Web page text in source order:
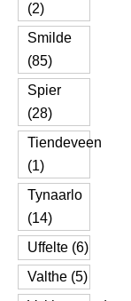
(2)
Smilde
(85)
Spier
(28)
Tiendeveen
(1)
Tynaarlo
(14)
Uffelte (6)
Valthe (5)